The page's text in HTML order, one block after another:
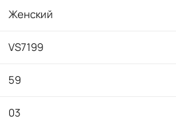
Женский
VS7199
59
03